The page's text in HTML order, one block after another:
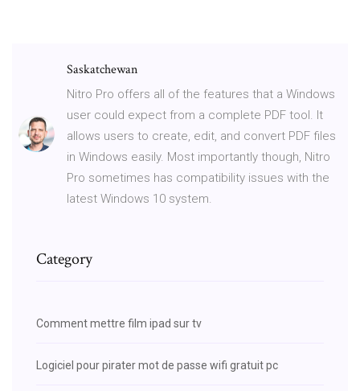
Saskatchewan
Nitro Pro offers all of the features that a Windows
user could expect from a complete PDF tool. It
allows users to create, edit, and convert PDF files
in Windows easily. Most importantly though, Nitro
Pro sometimes has compatibility issues with the
latest Windows 10 system.
Category
Comment mettre film ipad sur tv
Logiciel pour pirater mot de passe wifi gratuit pc